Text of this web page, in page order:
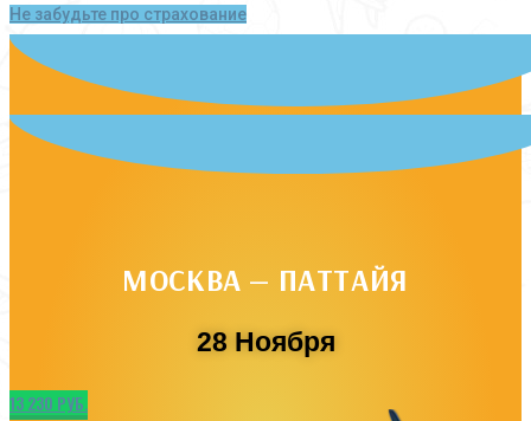
Не забудьте про страхование
МОСКВА — ПАТТАЙЯ
28 Ноября
13 230 РУБ.